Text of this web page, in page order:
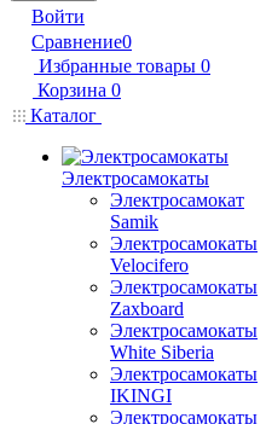
Войти
Сравнение0
Избранные товары 0
Корзина 0
Каталог
Электросамокаты
Электросамокат
Samik
Электросамокаты
Velocifero
Электросамокаты
Zaxboard
Электросамокаты
White Siberia
Электросамокаты
IKINGI
Электросамокаты